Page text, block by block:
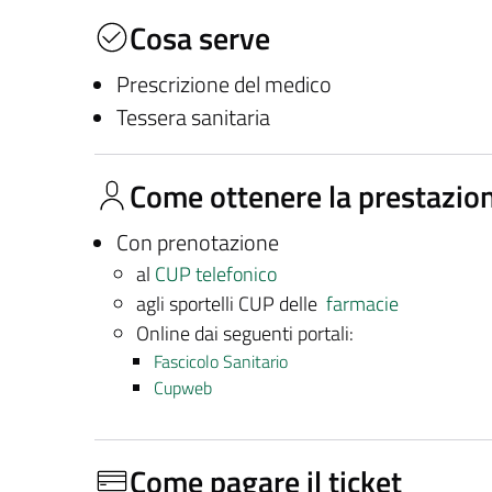
Cosa serve
Prescrizione del medico
Tessera sanitaria
Come ottenere la
Con prenotazione
al CUP telefonico
agli sportelli CUP delle farmacie
Online dai seguenti portali:
Fascicolo Sanitario
Cupweb
Come pagare il ticket